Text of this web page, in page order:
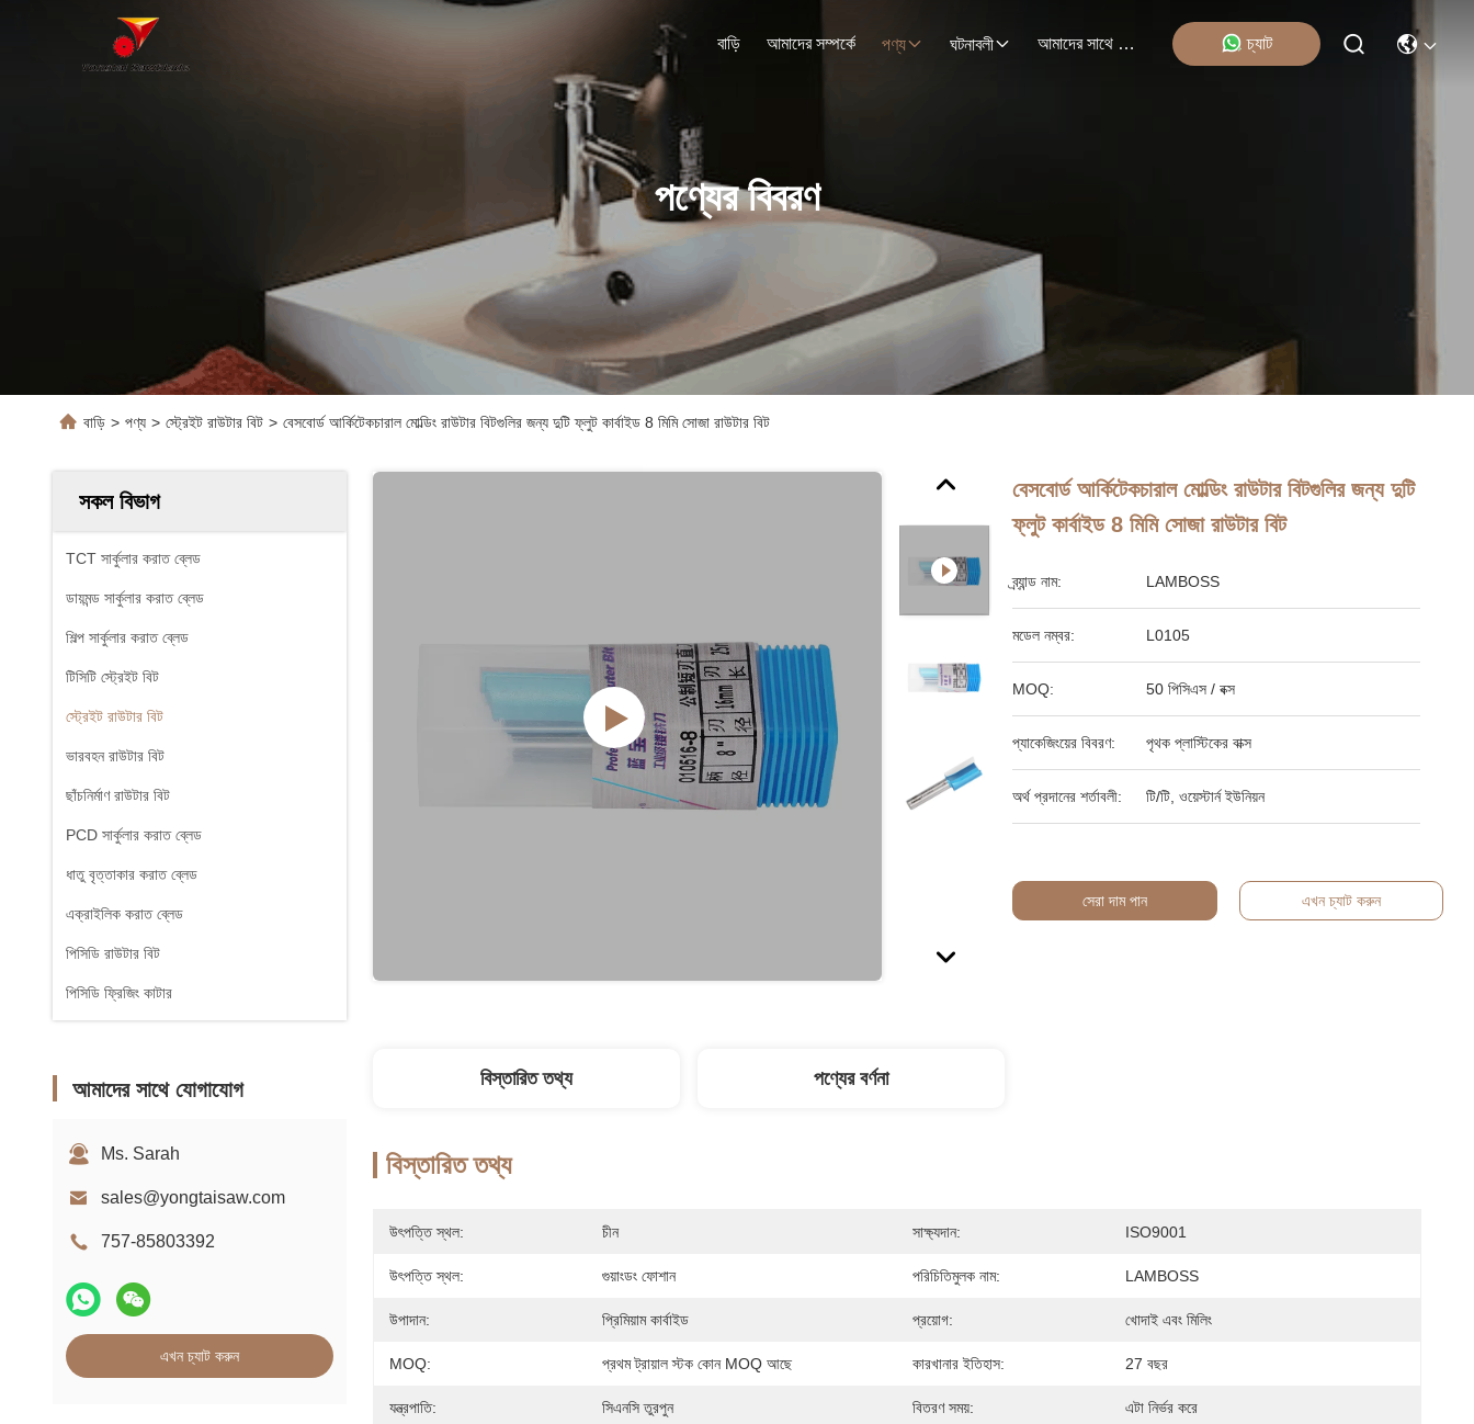
বাড়ি আমাদের সম্পর্কে পণ্য ঘটনাবলী আমাদের সাথে যোগাযোগ চ্যাট
পণ্যের বিবরণ
বাড়ি > পণ্য > স্ট্রেইট রাউটার বিট > বেসবোর্ড আর্কিটেকচারাল মোল্ডিং রাউটার বিটগুলির জন্য দুটি ফ্লুট কার্বাইড 8 মিমি সোজা রাউটার বিট
সকল বিভাগ
TCT সার্কুলার করাত ব্লেড
ডায়মন্ড সার্কুলার করাত ব্লেড
শিল্প সার্কুলার করাত ব্লেড
টিসিটি স্ট্রেইট বিট
স্ট্রেইট রাউটার বিট
ভারবহন রাউটার বিট
ছাঁচনির্মাণ রাউটার বিট
PCD সার্কুলার করাত ব্লেড
ধাতু বৃত্তাকার করাত ব্লেড
এক্রাইলিক করাত ব্লেড
পিসিডি রাউটার বিট
পিসিডি ফ্রিজিং কাটার
আমাদের সাথে যোগাযোগ
Ms. Sarah
sales@yongtaisaw.com
757-85803392
এখন চ্যাট করুন
বেসবোর্ড আর্কিটেকচারাল মোল্ডিং রাউটার বিটগুলির জন্য দুটি
ফ্লুট কার্বাইড 8 মিমি সোজা রাউটার বিট
ব্র্যান্ড নাম: LAMBOSS
মডেল নম্বর: L0105
MOQ: 50 পিসিএস / বক্স
প্যাকেজিংয়ের বিবরণ: পৃথক প্লাস্টিকের বাক্স
অর্থ প্রদানের শর্তাবলী: টি/টি, ওয়েস্টার্ন ইউনিয়ন
সেরা দাম পান এখন চ্যাট করুন
বিস্তারিত তথ্য পণ্যের বর্ণনা
বিস্তারিত তথ্য
উৎপত্তি স্থল: চীন সাক্ষ্যদান: ISO9001
উৎপত্তি স্থল: গুয়াংডং ফোশান পরিচিতিমুলক নাম: LAMBOSS
উপাদান: প্রিমিয়াম কার্বাইড প্রয়োগ: খোদাই এবং মিলিং
MOQ: প্রথম ট্রায়াল স্টক কোন MOQ আছে কারখানার ইতিহাস: 27 বছর
যন্ত্রপাতি: সিএনসি তুরপুন বিতরণ সময়: এটা নির্ভর করে